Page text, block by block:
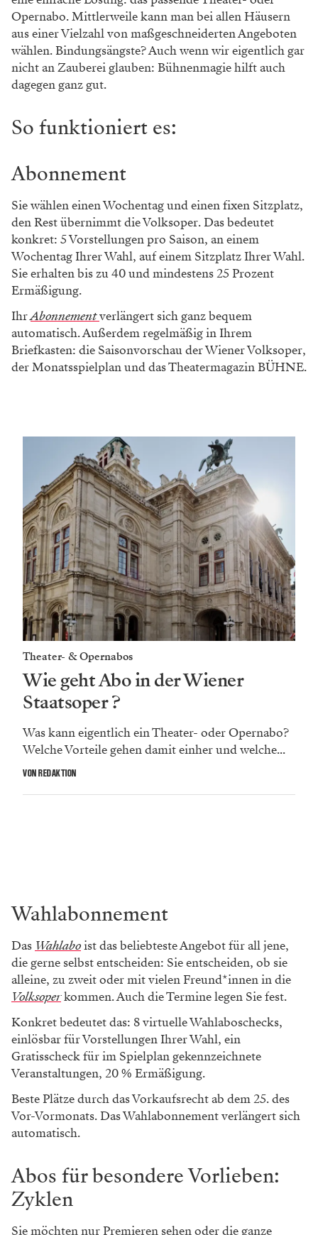
Opernabo. Mittlerweile kann man bei allen Häusern
aus einer Vielzahl von maßgeschneiderten Angeboten
wählen. Bindungsängste? Auch wenn wir eigentlich gar
nicht an Zauberei glauben: Bühnenmagie hilft auch
dagegen ganz gut.
So funktioniert es:
Abonnement
Sie wählen einen Wochentag und einen fixen Sitzplatz,
den Rest übernimmt die Volksoper. Das bedeutet
konkret: 5 Vorstellungen pro Saison, an einem
Wochentag Ihrer Wahl, auf einem Sitzplatz Ihrer Wahl.
Sie erhalten bis zu 40 und mindestens 25 Prozent
Ermäßigung.
IhrAbonnementverlängert sich ganz bequem
automatisch. Außerdem regelmäßig in Ihrem
Briefkasten: die Saisonvorschau der Wiener Volksoper,
der Monatsspielplan und das Theatermagazin BÜHNE.
Theater- & Opernabos
Wie geht Abo in der Wiener
Staatsoper ?
Was kann eigentlich ein Theater- oder Opernabo?
Welche Vorteile gehen damit einher und welche...
VON REDAKTION
Wahlabonnement
Das Wahlaboist das beliebteste Angebot für all jene,
die gerne selbst entscheiden: Sie entscheiden, ob sie
alleine, zu zweit oder mit vielen Freund*innen in die
Volksoperkommen. Auch die Termine legen Sie fest.
Konkret bedeutet das: 8 virtuelle Wahlaboschecks,
einlösbar für Vorstellungen Ihrer Wahl, ein
Gratisscheck für im Spielplan gekennzeichnete
Veranstaltungen, 20 % Ermäßigung.
Beste Plätze durch das Vorkaufsrecht ab dem 25. des
Vor-Vormonats. Das Wahlabonnement verlängert sich
automatisch.
Abos für besondere Vorlieben:
Zyklen
Sie möchten nur Premieren sehen oder die ganze